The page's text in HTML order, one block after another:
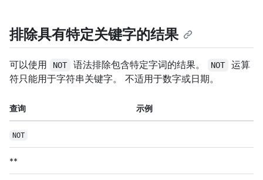
排除具有特定关键字的结果
可以使用 NOT 语法排除包含特定字词的结果。 NOT
运算
符只能用于字符串关键字。 不适用于数字或日期。
查询 示例
NOT
**